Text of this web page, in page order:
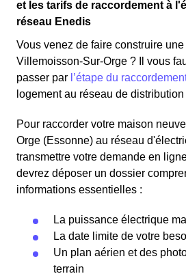
et les tarifs de raccordement à
réseau Enedis
Vous venez de faire construire
Villemoisson-Sur-Orge ? Il vous
passer par l’étape du
logement au réseau de
Pour raccorder votre maison
Orge (Essonne) au réseau
transmettre votre demande en
devrez déposer un dossier
informations essentielles :
La puissance électrique
La date limite de votre
Un plan aérien et des
terrain